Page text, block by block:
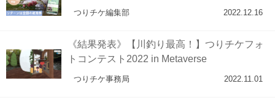
つりチケ編集部 2022.12.16
《結果発表》【川釣り最高！】つりチケフォ
トコンテスト2022 in Metaverse
つりチケ事務局 2022.11.01